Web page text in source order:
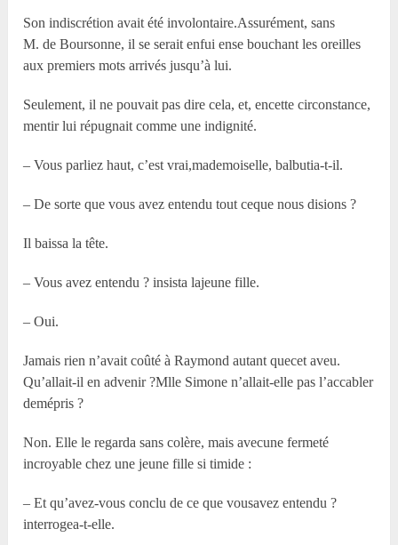
Son indiscrétion avait été involontaire.Assurément, sans
M. de Boursonne, il se serait enfui ense bouchant les oreilles
aux premiers mots arrivés jusqu’à lui.
Seulement, il ne pouvait pas dire cela, et, encette circonstance,
mentir lui répugnait comme une indignité.
– Vous parliez haut, c’est vrai,mademoiselle, balbutia-t-il.
– De sorte que vous avez entendu tout ceque nous disions ?
Il baissa la tête.
– Vous avez entendu ? insista lajeune fille.
– Oui.
Jamais rien n’avait coûté à Raymond autant quecet aveu.
Qu’allait-il en advenir ?Mlle Simone n’allait-elle pas l’accabler
demépris ?
Non. Elle le regarda sans colère, mais avecune fermeté
incroyable chez une jeune fille si timide :
– Et qu’avez-vous conclu de ce que vousavez entendu ?
interrogea-t-elle.